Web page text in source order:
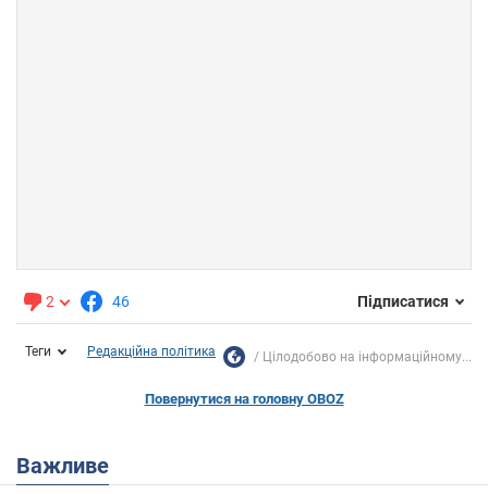
2 46 Підписатися
Теги Редакційна політика Цілодобово на інформаційному...
Повернутися на головну OBOZ
Важливе